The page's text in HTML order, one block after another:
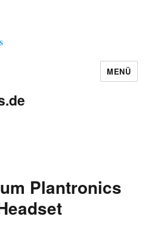
MENÜ
Plantronics